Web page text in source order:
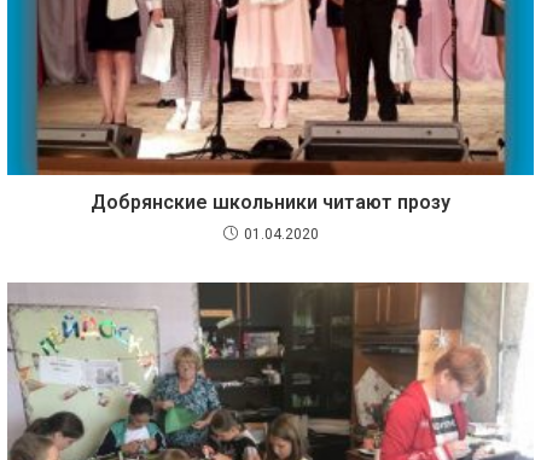
Добрянские школьники читают прозу
01.04.2020